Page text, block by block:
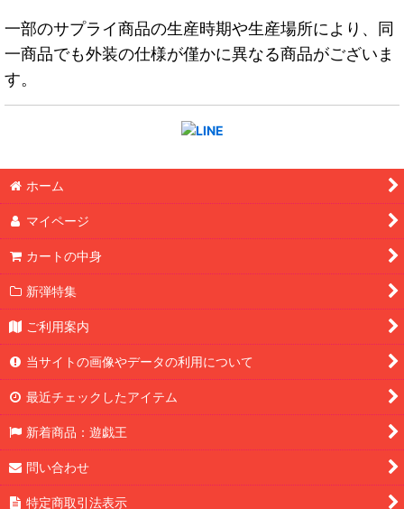
一部のサプライ商品の生産時期や生産場所により、同
一商品でも外装の仕様が僅かに異なる商品がございま
す。
ホーム
マイページ
カートの中身
新弾特集
ご利用案内
当サイトの画像やデータの利用について
最近チェックしたアイテム
新着商品：遊戯王
問い合わせ
特定商取引法表示